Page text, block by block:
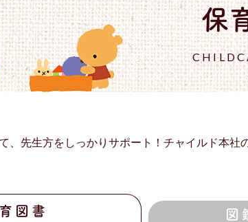
保
、先生方をしっかりサポート！チャイルド本社
図書 図